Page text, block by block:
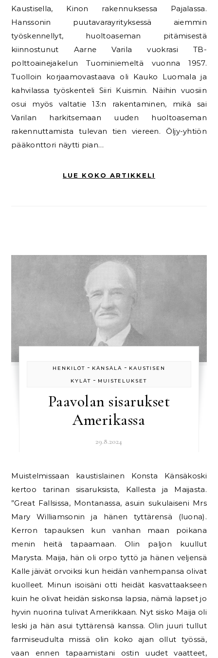
Kaustisella, Kinon rakennuksessa Pajalassa.
Hanssonin puutavarayrityksessä aiemmin
työskennellyt, huoltoaseman pitämisestä
kiinnostunut Aarne Varila vuokrasi TB-
polttoainejakelun Tuominiemeltä vuonna 1957.
Tuolloin korjaamovastaava oli Kauko Luomala ja
kahvilassa työskenteli Siiri Kuismin. Näihin vuosiin
osui myös valtatie 13:n rakentaminen, mikä sai
Varilan harkitsemaan uuden huoltoaseman
rakennuttamista tulevan tien viereen. Öljy-yhtiön
pääkonttori näytti pian…
LUE KOKO ARTIKKELI
HENKILÖT - KÄNSÄLÄ - KAUSTISEN
KYLÄT - MUISTELUKSET
Paavolan sisarukset
Amerikassa
29.8.2024
Muistelmissaan kaustislainen Konsta Känsäkoski
kertoo tarinan sisaruksista, Kallesta ja Maijasta.
”Great Fallsissa, Montanassa, asuin sukulaiseni Mrs
Mary Williamsonin ja hänen tyttärensä (luona).
Kerron tapauksen kun vanhan maan poikana
menin heitä tapaamaan. Olin paljon kuullut
Marysta. Maija, hän oli orpo tyttö ja hänen veljensä
Kalle jäivät orvoiksi kun heidän vanhempansa olivat
kuolleet. Minun isoisäni otti heidät kasvattaakseen
kuin he olivat heidän siskonsa lapsia, nämä lapset jo
hyvin nuorina tulivat Amerikkaan. Nyt sisko Maija oli
leski ja hän asui tyttärensä kanssa. Olin juuri tullut
farmiseudulta missä olin koko ajan ollut työssä,
vaan ennen tapaamistani ostin uudet vaatteet,